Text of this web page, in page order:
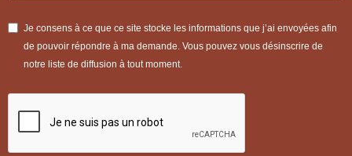
Je consens à ce que ce site stocke les informations que j’ai envoyées afin
de pouvoir répondre à ma demande. Vous pouvez vous désinscrire de
notre liste de diffusion à tout moment.